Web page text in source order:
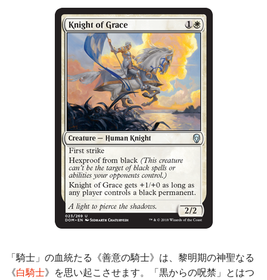
「騎士」の血統たる《善意の騎士》は、黎明期の神聖なる
《白騎士》を思い起こさせます。「黒からの呪禁」とはつ